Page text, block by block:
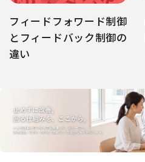
フィードフォワード制御
とフィードバック制御の
違い